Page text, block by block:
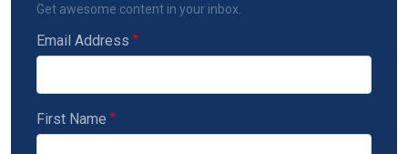
Get awesome content in your inbox.
Email Address
First Name